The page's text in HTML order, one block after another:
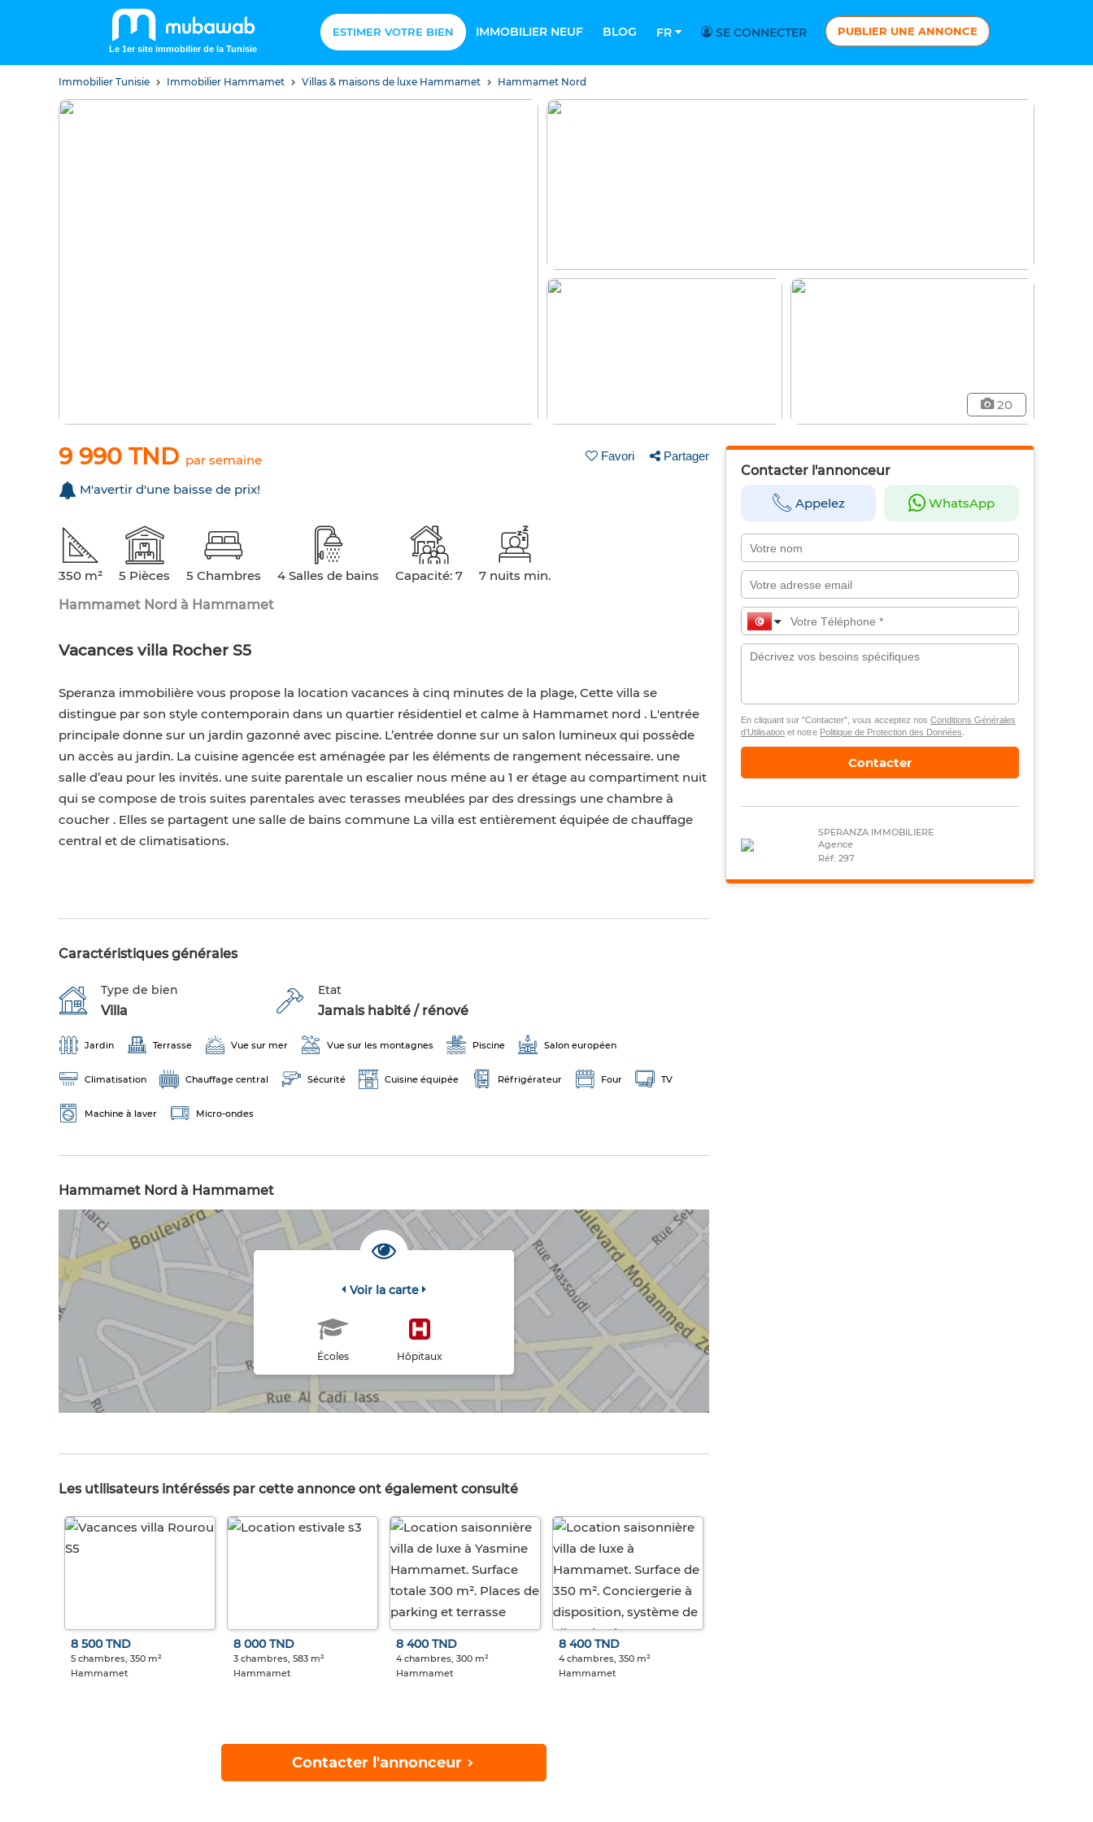
Le 1er site immobilier de la Tunisie
ESTIMER VOTRE BIEN IMMOBILIER NEUF BLOG FR SE CONNECTER PUBLIER UNE ANNONCE
Immobilier Tunisie Immobilier Hammamet Villas & maisons de luxe Hammamet Hammamet Nord
20
9 990 TND par semaine Favori Partager
M'avertir d'une baisse de prix!
350 m² 5 Pièces 5 Chambres 4 Salles de bains Capacité: 7
7 nuits min.
Hammamet Nord à Hammamet
Vacances villa Rocher S5
Speranza immobilière vous propose la location vacances à cinq minutes de la plage, Cette villa se
distingue par son style contemporain dans un quartier résidentiel et calme à Hammamet nord . L'entrée
principale donne sur un jardin gazonné avec piscine. L’entrée donne sur un salon lumineux qui possède
un accès au jardin. La cuisine agencée est aménagée par les éléments de rangement nécessaire. une
salle d’eau pour les invités. une suite parentale un escalier nous méne au 1 er étage au compartiment nuit
qui se compose de trois suites parentales avec terasses meublées par des dressings une chambre à
coucher . Elles se partagent une salle de bains commune La villa est entièrement équipée de chauffage
central et de climatisations.
Caractéristiques générales
Type de bien
Villa
Etat
Jamais habité / rénové
Jardin Terrasse Vue sur mer Vue sur les montagnes Piscine Salon européen
Climatisation Chauffage central Sécurité Cuisine équipée Réfrigérateur Four TV
Machine à laver Micro-ondes
Hammamet Nord à Hammamet
Voir la carte
Écoles Hôpitaux
Les utilisateurs intéréssés par cette annonce ont également consulté
8 500 TND
5 chambres, 350 m²
Hammamet
8 000 TND
3 chambres, 583 m²
Hammamet
8 400 TND
4 chambres, 300 m²
Hammamet
8 400 TND
4 chambres, 350 m²
Hammamet
Contacter l'annonceur
Contacter l'annonceur
Appelez WhatsApp
En cliquant sur "Contacter", vous acceptez nos Conditions Générales
d’Utilisationet notre Politique de Protection des Données
Contacter
SPERANZA IMMOBILIERE
Agence
Réf: 297